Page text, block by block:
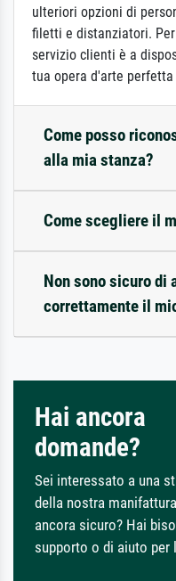
ulteriori opzioni di
filetti e distanziatori.
servizio clienti è a
tua opera d'arte perfetta
Come posso
alla mia stanza?
Come scegliere il
Non sono sicuro di
correttamente il
Hai ancora
domande?
Sei interessato a una
della nostra
ancora sicuro? Hai
supporto o di aiuto per